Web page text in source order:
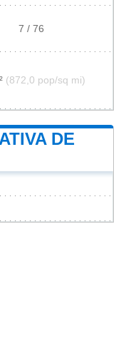
7 / 76
(872,0 pop/sq mi)
DE